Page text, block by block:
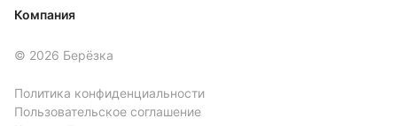
Компания
© 2026 Берёзка
Политика конфиденциальности
Пользовательское соглашение